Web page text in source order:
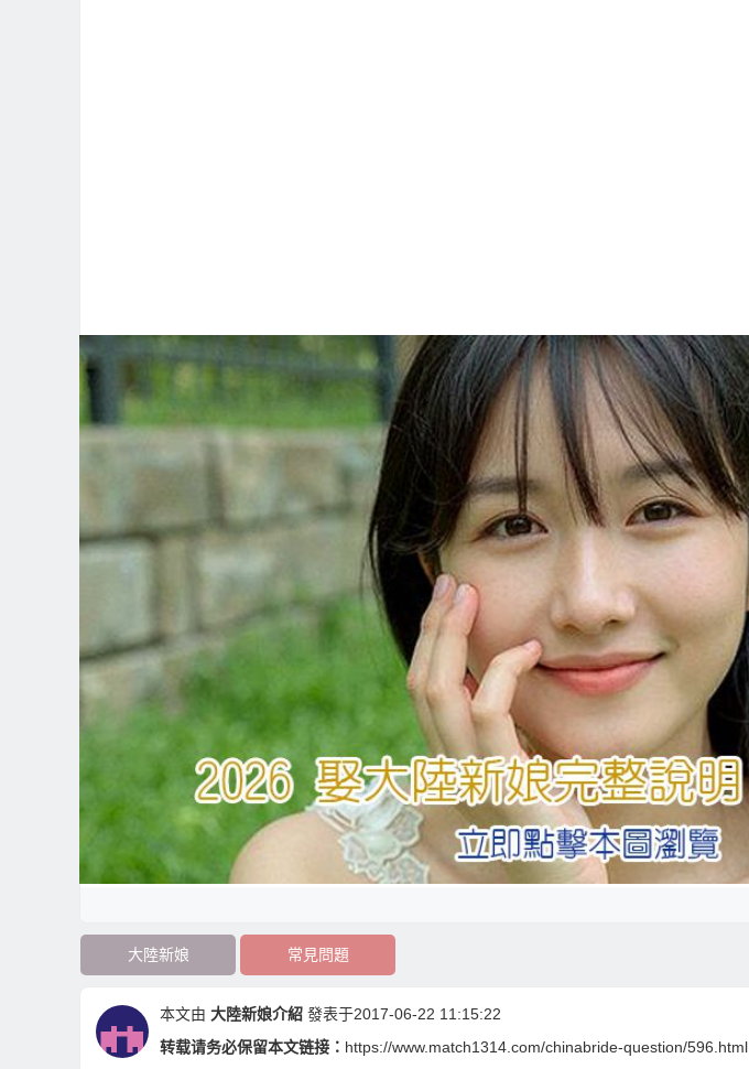
大陸新娘 常見問題
本文由 大陸新娘介紹 發表于2017-06-22 11:15:22
转载请务必保留本文链接： https://www.match1314.com/chinabride-question/596.html